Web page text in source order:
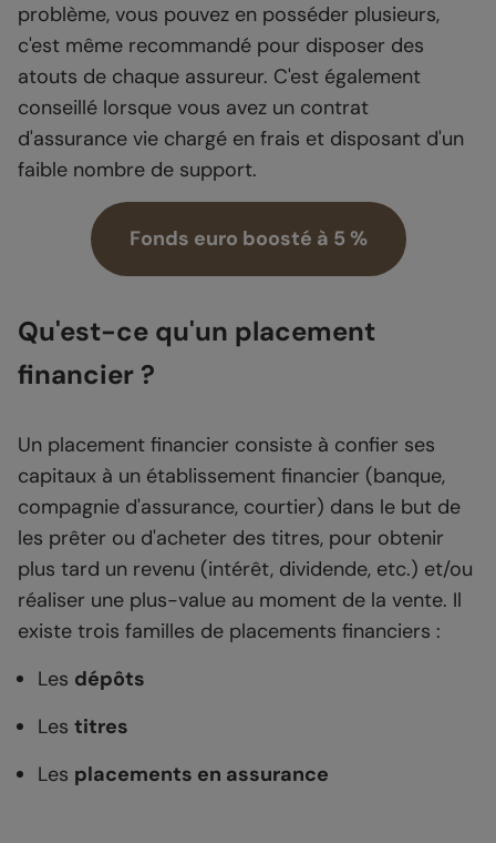
problème, vous pouvez en posséder plusieurs,
c'est même recommandé pour disposer des
atouts de chaque assureur. C'est également
conseillé lorsque vous avez un contrat
d'assurance vie chargé en frais et disposant d'un
faible nombre de support.
Fonds euro boosté à 5 %
Qu'est-ce qu'un placement
financier ?
Un placement financier consiste à confier ses
capitaux à un établissement financier (banque,
compagnie d'assurance, courtier) dans le but de
les prêter ou d'acheter des titres, pour obtenir
plus tard un revenu (intérêt, dividende, etc.) et/ou
réaliser une plus-value au moment de la vente. Il
existe trois familles de placements financiers :
Les dépôts
Les titres
Les placements en assurance